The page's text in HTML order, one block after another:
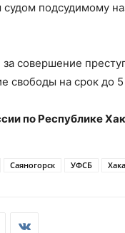
подсудимому
совершение
свободы на срок до 5
по Республике
Саяногорск УФСБ